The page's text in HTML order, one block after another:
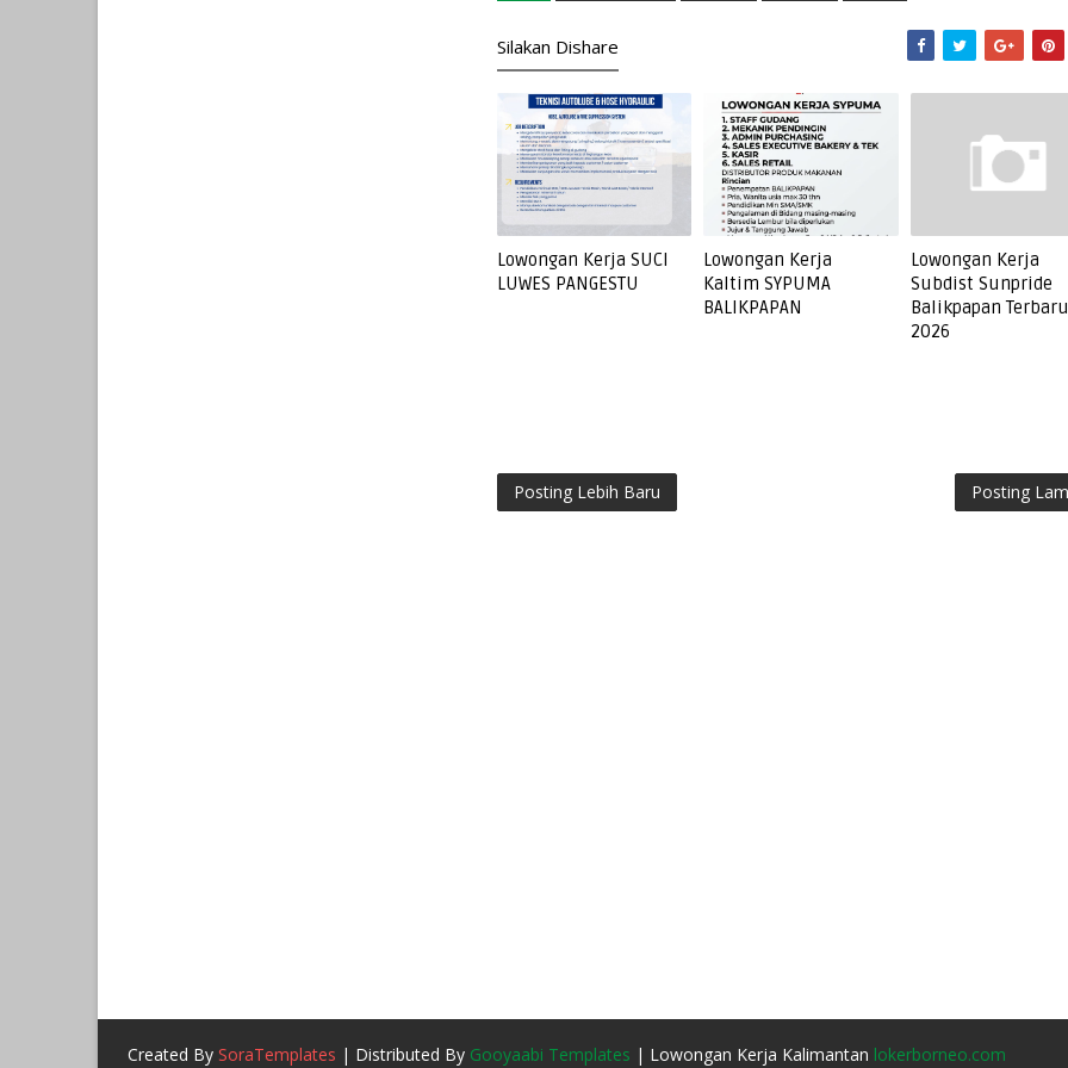
Silakan Dishare
Lowongan Kerja SUCI
LUWES PANGESTU
Lowongan Kerja
Kaltim SYPUMA
BALIKPAPAN
Lowongan Kerja
Subdist Sunpride
Balikpapan Terbaru
2026
Posting Lebih Baru Posting
Created By SoraTemplates | Distributed By Gooyaabi Templates | Lowongan Kerja Kalimantan lokerborneo.com